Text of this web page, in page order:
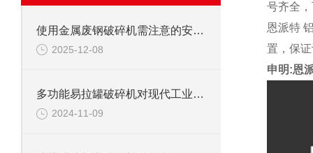
使用金属废钢破碎机需注意的安全事项
2025-12-08
多功能易拉罐破碎机对现代工业的影响
2024-11-09
号齐全
恩派特
置，保
申明:恩